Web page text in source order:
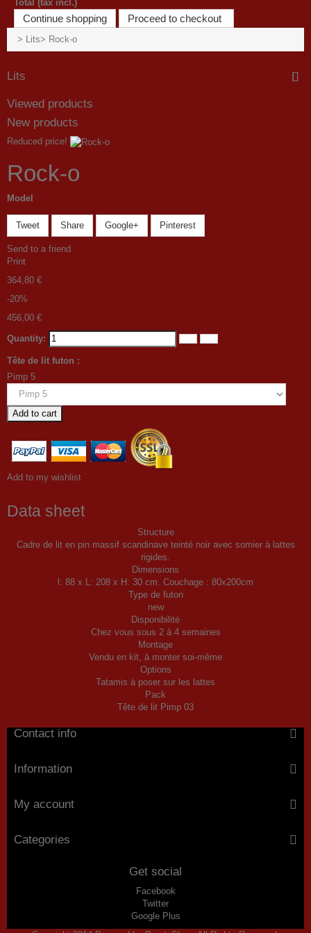
Total (tax incl.)
Continue shopping Proceed to checkout
> Lits> Rock-o
Lits
Viewed products
New products
Reduced price!
Rock-o
Model
Tweet Share Google+ Pinterest
Send to a friend
Print
364,80 €
-20%
456,00 €
Quantity:
Tête de lit futon :
Pimp 5
Add to cart
Add to my wishlist
Data sheet
Structure
Cadre de lit en pin massif scandinave teinté noir avec somier à lattes
rigides.
Dimensions
l: 88 x L: 208 x H: 30 cm. Couchage : 80x200cm
Type de futon
new
Disponibilité
Chez vous sous 2 à 4 semaines
Montage
Vendu en kit, à monter soi-même
Options
Tatamis à poser sur les lattes
Pack
Tête de lit Pimp 03
Contact info
Information
My account
Categories
Get social
Facebook
Twitter
Google Plus